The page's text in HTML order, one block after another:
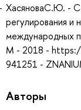
ХасяноваС.Ю. -
регулирования и
международных
М - 2018 -
941251 -
Авторы